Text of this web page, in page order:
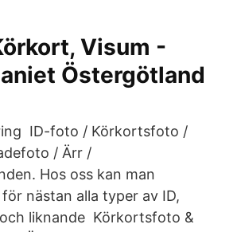
Visum -
Östergötland
ID-foto / Körkortsfoto /
/ Ärr /
Hos oss kan man
nästan alla typer av ID,
liknande Körkortsfoto &